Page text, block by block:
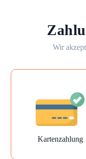
Wir
Kartenzahlung